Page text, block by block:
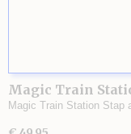
Magic Train
Magic Train Station Stap